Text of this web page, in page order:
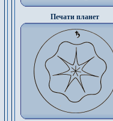
Печати планет